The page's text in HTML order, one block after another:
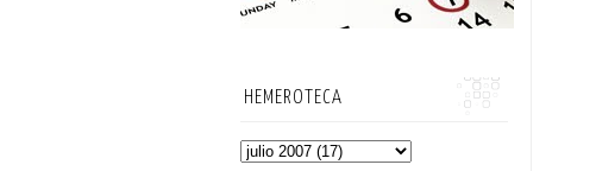
HEMEROTECA